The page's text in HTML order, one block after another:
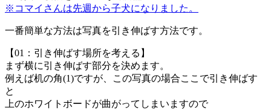
※コマイさんは先週から子犬になりました。
一番簡単な方法は写真を引き伸ばす方法です。
【01：引き伸ばす場所を考える】
まず横に引き伸ばす部分を決めます。
例えば机の角(1)ですが、この写真の場合ここで引き伸ばす
と
上のホワイトボードが曲がってしまいますので